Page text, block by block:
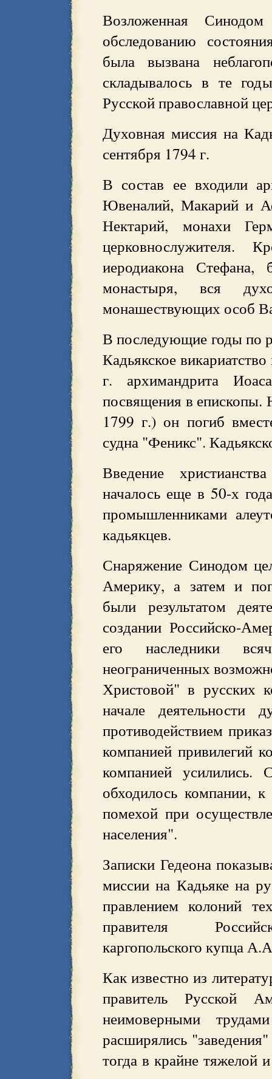
Возложенная
обследованию
была вызвана
складывалось в те
Русской православной
Духовная миссия на
сентября 1794 г.
В состав ее входили
Ювеналий, Макарий и
Нектарий, монахи
церковнослужителя.
иеродиакона
монастыря, вся
монашествующих особ
В последующие годы по
Кадьякское
г. архимандрита
посвящения в епископы.
1799 г.) он погиб
судна "Феникс".
Введение
началось еще в 50-х
промышленниками
кадьякцев.
Снаряжение Синодом
Америку, а затем и
были результатом
создании Российско-
его наследники
неограниченных
Христовой" в русских
начале деятельности
противодействием
компанией привилегий
компанией усилились.
обходилось компании,
помехой при
населения".
Записки Гедеона
миссии на Кадьяке на
правлением колоний
правителя
каргопольского купца
Как известно из
правитель Русской
неимоверными
расширялись
тогда в крайне тяжелой